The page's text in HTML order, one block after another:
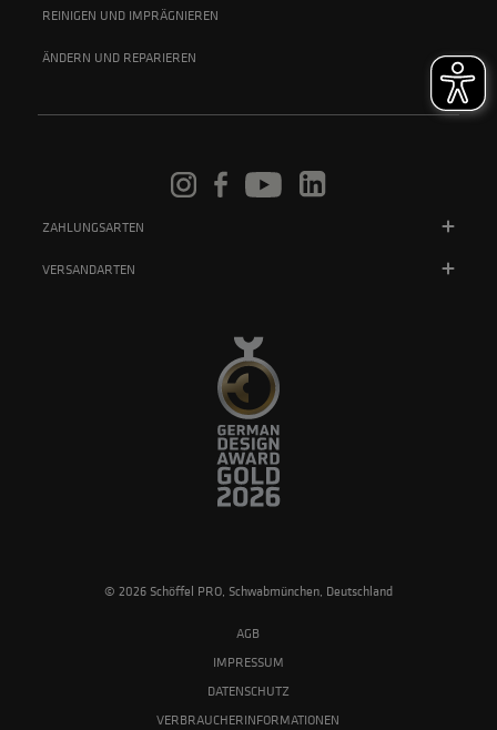
REINIGEN UND IMPRÄGNIEREN
ÄNDERN UND REPARIEREN
ZAHLUNGSARTEN
VERSANDARTEN
© 2026 Schöffel PRO, Schwabmünchen, Deutschland
AGB
IMPRESSUM
DATENSCHUTZ
VERBRAUCHERINFORMATIONEN